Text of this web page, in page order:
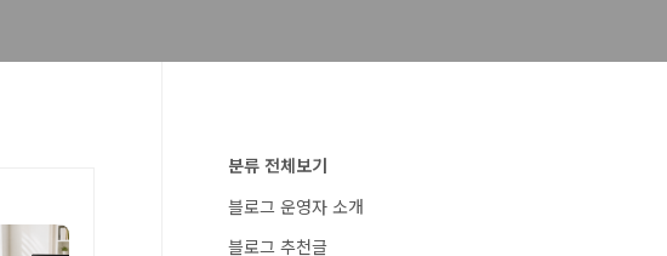
분류 전체보기
블로그 운영자 소개
블로그 추천글